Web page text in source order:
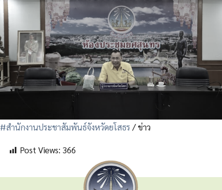
#สำนักงานประชาสัมพันธ์จังหวัดยโสธร / ข่าว
Post Views: 366